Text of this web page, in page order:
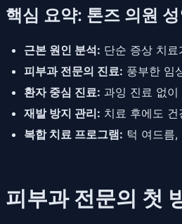
핵심 요약: 톤즈 의원
근본 원인 분석: 단순 증상 치
피부과 전문의 진료: 풍부한 임
환자 중심 진료: 과잉 진료 없
재발 방지 관리: 치료 후에도
복합 치료 프로그램: 턱 여드름
피부과 전문의 첫